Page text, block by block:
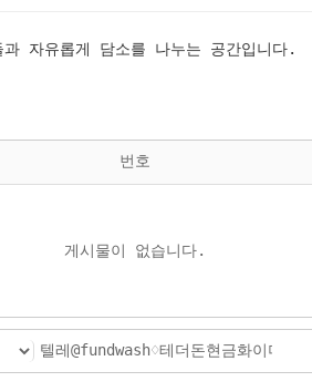
과 자유롭게 담소를 나누는 공간입니다.
번호
게시물이 없습니다.